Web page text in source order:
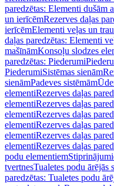
paredzētas: Elementi dušām
un ierīcēmRezerves daļas
ierīcēmElementi veļas un
daļas paredzētas: Elementi
mašīnāmKonsoļu slodzes
paredzētas: Piederumi
PiederumiSistēmas sienām
sienāmPadeves sistēmām
elementiRezerves daļas
elementiRezerves daļas
elementiRezerves daļas
elementiRezerves daļas
elementiRezerves daļas
elementiRezerves daļas
podu elementiem
tvertnesTualetes podu ārējās
paredzētas: Tualetes podu